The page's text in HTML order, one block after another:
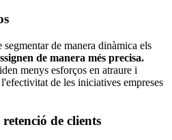
de manera dinàmica els
de manera més precisa.
menys esforços en atraure i
de les iniciatives empreses
de clients